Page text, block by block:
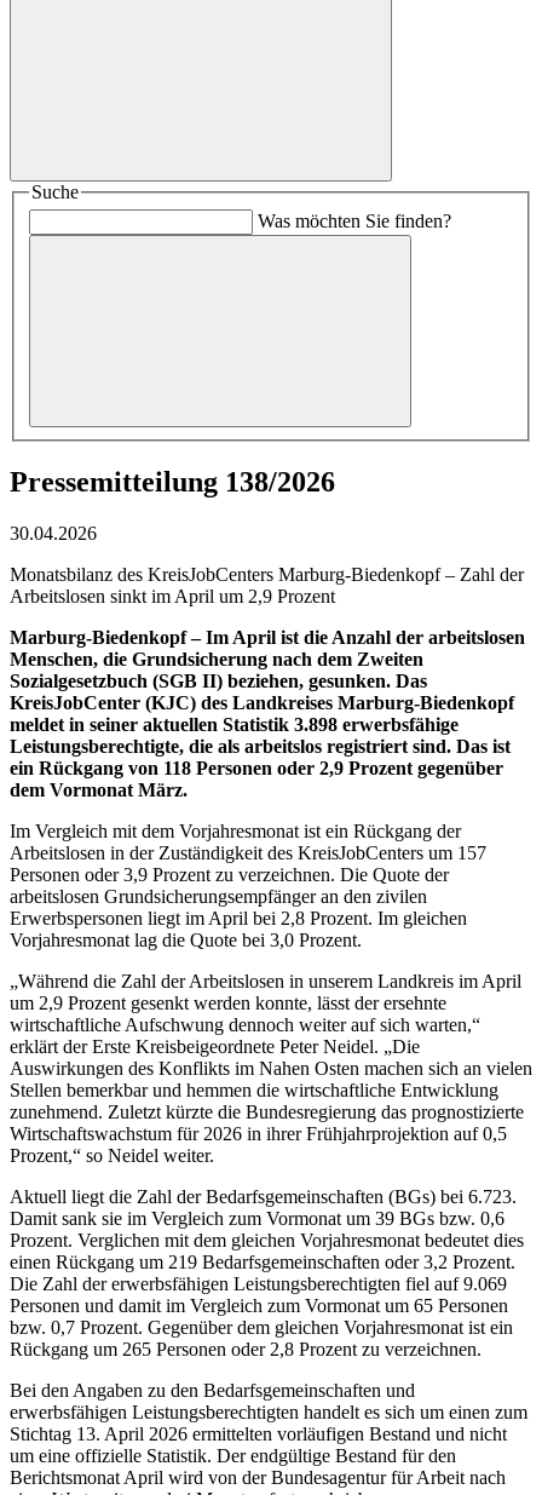
Suche
Was möchten Sie finden?
Pressemitteilung 138/2026
30.04.2026
Monatsbilanz des KreisJobCenters Marburg-Biedenkopf – Zahl der
Arbeitslosen sinkt im April um 2,9 Prozent
Marburg-Biedenkopf – Im April ist die Anzahl der arbeitslosen
Menschen, die Grundsicherung nach dem Zweiten
Sozialgesetzbuch (SGB II) beziehen, gesunken. Das
KreisJobCenter (KJC) des Landkreises Marburg-Biedenkopf
meldet in seiner aktuellen Statistik 3.898 erwerbsfähige
Leistungsberechtigte, die als arbeitslos registriert sind. Das ist
ein Rückgang von 118 Personen oder 2,9 Prozent gegenüber
dem Vormonat März.
Im Vergleich mit dem Vorjahresmonat ist ein Rückgang der
Arbeitslosen in der Zuständigkeit des KreisJobCenters um 157
Personen oder 3,9 Prozent zu verzeichnen. Die Quote der
arbeitslosen Grundsicherungsempfänger an den zivilen
Erwerbspersonen liegt im April bei 2,8 Prozent. Im gleichen
Vorjahresmonat lag die Quote bei 3,0 Prozent.
„Während die Zahl der Arbeitslosen in unserem Landkreis im April
um 2,9 Prozent gesenkt werden konnte, lässt der ersehnte
wirtschaftliche Aufschwung dennoch weiter auf sich warten,“
erklärt der Erste Kreisbeigeordnete Peter Neidel. „Die
Auswirkungen des Konflikts im Nahen Osten machen sich an vielen
Stellen bemerkbar und hemmen die wirtschaftliche Entwicklung
zunehmend. Zuletzt kürzte die Bundesregierung das prognostizierte
Wirtschaftswachstum für 2026 in ihrer Frühjahrprojektion auf 0,5
Prozent,“ so Neidel weiter.
Aktuell liegt die Zahl der Bedarfsgemeinschaften (BGs) bei 6.723.
Damit sank sie im Vergleich zum Vormonat um 39 BGs bzw. 0,6
Prozent. Verglichen mit dem gleichen Vorjahresmonat bedeutet dies
einen Rückgang um 219 Bedarfsgemeinschaften oder 3,2 Prozent.
Die Zahl der erwerbsfähigen Leistungsberechtigten fiel auf 9.069
Personen und damit im Vergleich zum Vormonat um 65 Personen
bzw. 0,7 Prozent. Gegenüber dem gleichen Vorjahresmonat ist ein
Rückgang um 265 Personen oder 2,8 Prozent zu verzeichnen.
Bei den Angaben zu den Bedarfsgemeinschaften und
erwerbsfähigen Leistungsberechtigten handelt es sich um einen zum
Stichtag 13. April 2026 ermittelten vorläufigen Bestand und nicht
um eine offizielle Statistik. Der endgültige Bestand für den
Berichtsmonat April wird von der Bundesagentur für Arbeit nach